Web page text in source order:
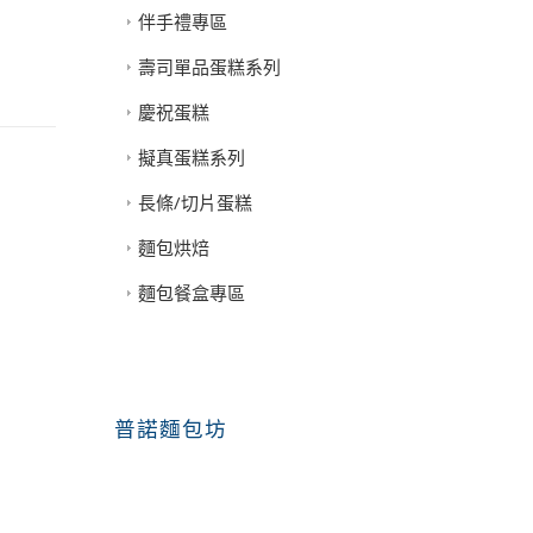
伴手禮專區
壽司單品蛋糕系列
慶祝蛋糕
擬真蛋糕系列
長條/切片蛋糕
麵包烘焙
麵包餐盒專區
普諾麵包坊